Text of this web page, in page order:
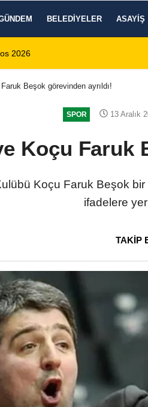
BELEDIYELER ASAYIŞ
Ölü, 15 Yaralı
Beşok görevinden ayrıldı!
SPOR 13 Aralık
Koçu Faruk
Koçu Faruk Beşok bir
ifadelere
TAKİP